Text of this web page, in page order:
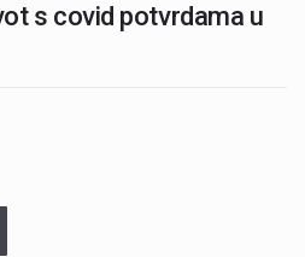
s covid potvrdama u